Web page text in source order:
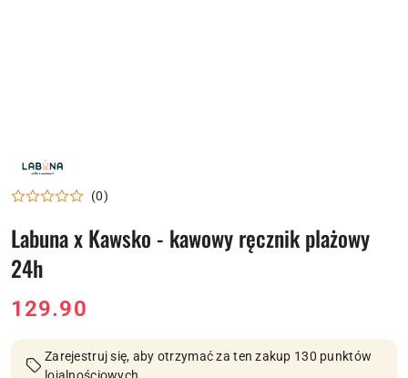
NAZWA
PRODUCENTA:
LABUNA
(0)
Labuna x Kawsko - kawowy ręcznik plażowy
24h
cena:
129.90
Zarejestruj się, aby otrzymać za ten zakup 130 punktów